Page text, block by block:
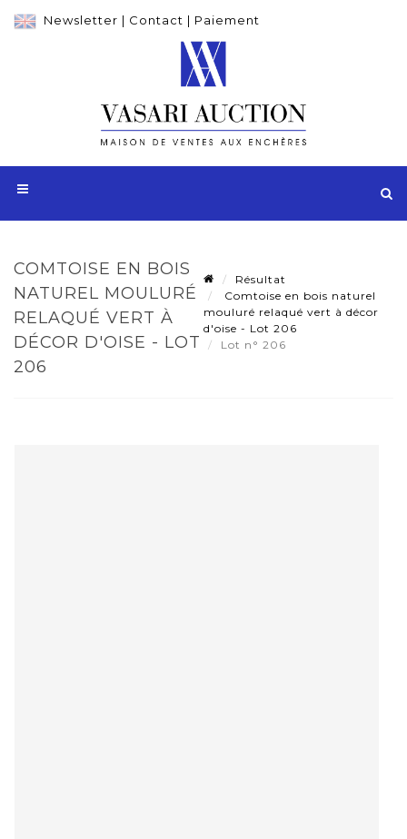
Newsletter | Contact | Paiement
COMTOISE EN BOIS
NATUREL MOULURÉ
RELAQUÉ VERT À
DÉCOR D'OISE - LOT
206
Résultat
Comtoise en bois naturel
mouluré relaqué vert à décor
d'oise - Lot 206
Lot n° 206